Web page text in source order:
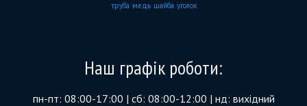
труба медь шайба уголок
Наш графік роботи:
пн-пт: 08:00-17:00 | сб: 08:00-12:00 | нд: вихідний